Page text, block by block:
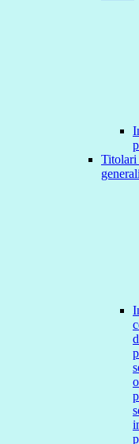
Titolari